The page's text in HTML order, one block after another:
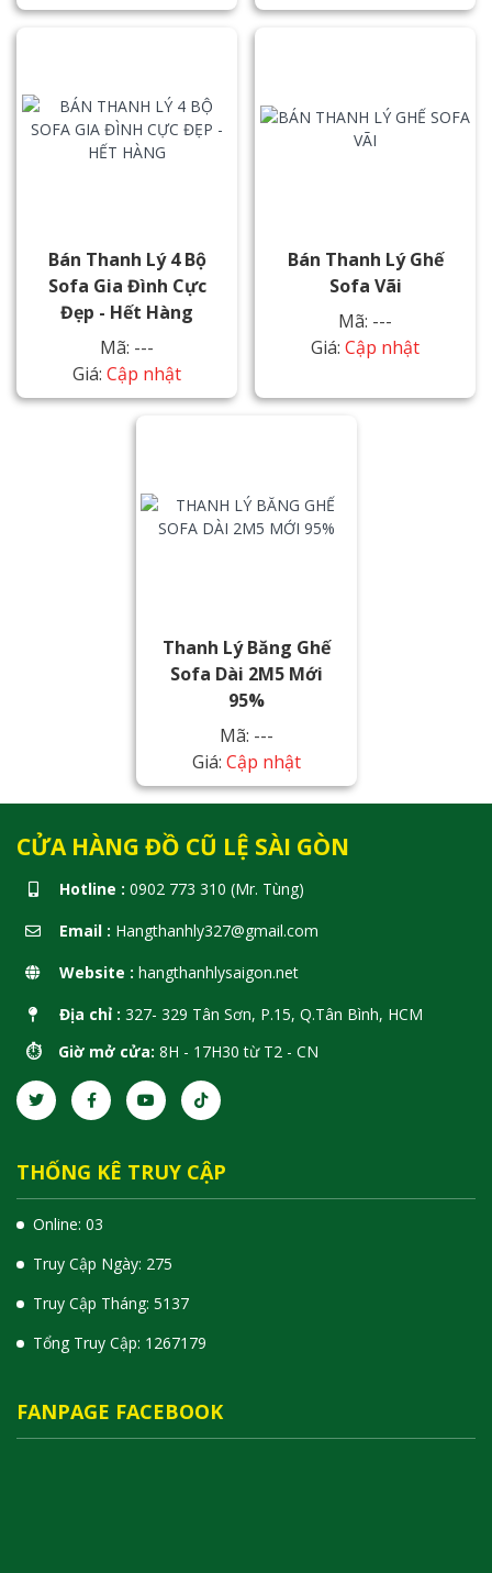
Bán Thanh Lý 4 Bộ
Sofa Gia Đình Cực
Đẹp - Hết Hàng
Mã: ---
Giá: Cập nhật
Bán Thanh Lý Ghế
Sofa Vãi
Mã: ---
Giá: Cập nhật
Thanh Lý Băng Ghế
Sofa Dài 2M5 Mới
95%
Mã: ---
Giá: Cập nhật
CỬA HÀNG ĐỒ CŨ LỆ SÀI GÒN
Hotline : 0902 773 310 (Mr. Tùng)
Email : Hangthanhly327@gmail.com
Website : hangthanhlysaigon.net
Địa chỉ : 327- 329 Tân Sơn, P.15, Q.Tân Bình, HCM
⏱️ Giờ mở cửa: 8H - 17H30 từ T2 - CN
THỐNG KÊ TRUY CẬP
Online: 03
Truy Cập Ngày: 275
Truy Cập Tháng: 5137
Tổng Truy Cập: 1 2671 79
FANPAGE FACEBOOK